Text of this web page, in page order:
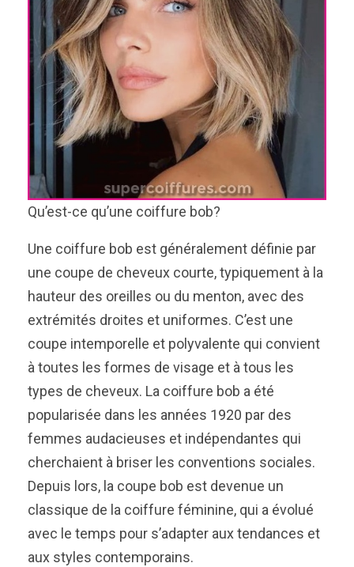
Qu’est-ce qu’une coiffure bob?
Une coiffure bob est généralement définie par
une coupe de cheveux courte, typiquement à la
hauteur des oreilles ou du menton, avec des
extrémités droites et uniformes. C’est une
coupe intemporelle et polyvalente qui convient
à toutes les formes de visage et à tous les
types de cheveux. La coiffure bob a été
popularisée dans les années 1920 par des
femmes audacieuses et indépendantes qui
cherchaient à briser les conventions sociales.
Depuis lors, la coupe bob est devenue un
classique de la coiffure féminine, qui a évolué
avec le temps pour s’adapter aux tendances et
aux styles contemporains.